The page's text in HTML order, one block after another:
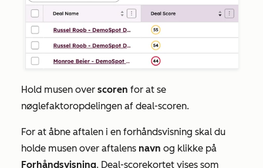
Hold musen over scoren for at se
nøglefaktoropdelingen af deal-scoren.
For at åbne aftalen i en forhåndsvisning skal du
holde musen over aftalens navn og klikke på
Forhåndsvisning. Deal-scorekortet vises som